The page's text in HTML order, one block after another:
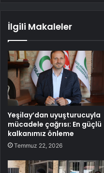
İlgili Makaleler
Yeşilay’dan uyuşturucuyla
mücadele çağrısı: En güçlü
kalkanımız önleme
Temmuz 22, 2026